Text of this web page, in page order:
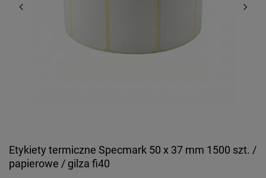
Etykiety termiczne Specmark 50 x 37 mm 1500 szt. /
papierowe / gilza fi40